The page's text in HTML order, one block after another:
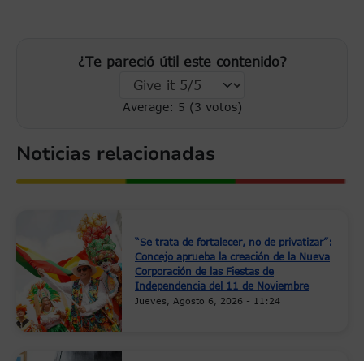
¿Te pareció útil este contenido?
Average: 5 (3 votos)
Noticias relacionadas
“Se trata de fortalecer, no de privatizar”:
Concejo aprueba la creación de la Nueva
Corporación de las Fiestas de
Independencia del 11 de Noviembre
Jueves, Agosto 6, 2026 - 11:24